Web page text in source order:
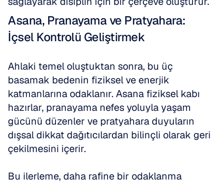
Asana, Pranayama ve Pratyahara:
İçsel Kontrolü Geliştirmek
Ahlaki temel oluştuktan sonra, bu üç
basamak bedenin fiziksel ve enerjik
katmanlarına odaklanır. Asana fiziksel kabı
hazırlar, pranayama nefes yoluyla yaşam
gücünü düzenler ve pratyahara duyuların
dışsal dikkat dağıtıcılardan bilinçli olarak geri
çekilmesini içerir.
Bu ilerleme, daha rafine bir odaklanma